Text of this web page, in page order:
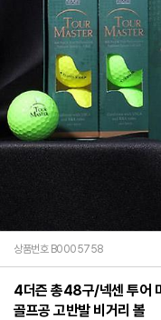
상품번호 B0005758
4더즌 총48구/넥센 투어
골프공 고반발 비거리 볼